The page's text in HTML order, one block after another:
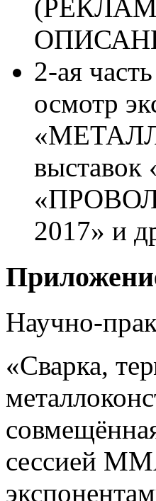
2-ая
осмотр
2017» и
Научно-
«Сварка,
сессией